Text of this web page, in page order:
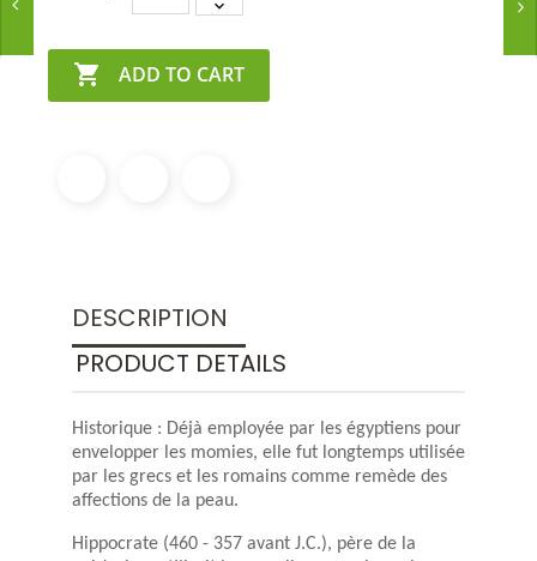
 ADD TO CART
DESCRIPTION
PRODUCT DETAILS
Historique : Déjà employée par les égyptiens pour
envelopper les momies, elle fut longtemps utilisée
par les grecs et les romains comme remède des
affections de la peau.
Hippocrate (460 - 357 avant J.C.), père de la